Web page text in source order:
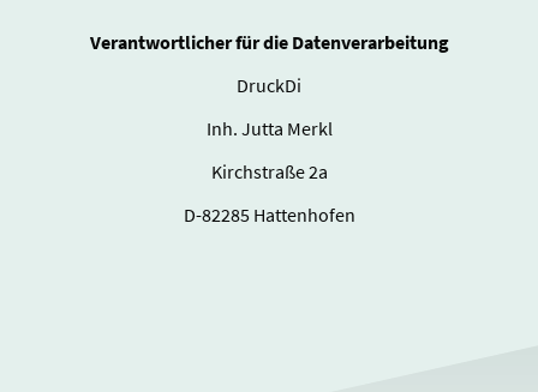
Verantwortlicher für die Datenverarbeitung
DruckDi
Inh. Jutta Merkl
Kirchstraße 2a
D-82285 Hattenhofen